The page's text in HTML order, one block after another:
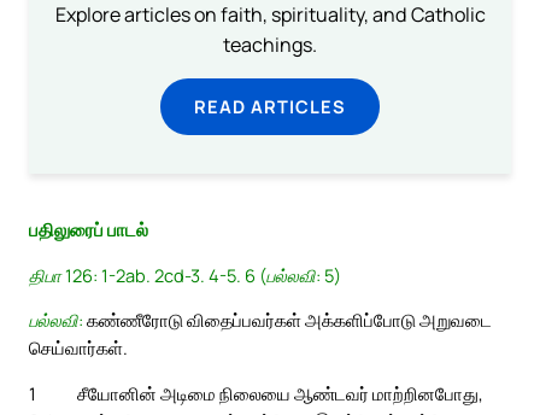
Explore articles on faith, spirituality, and Catholic
teachings.
READ ARTICLES
பதிலுரைப் பாடல்
திபா 126: 1-2ab. 2cd-3. 4-5. 6 (பல்லவி: 5)
பல்லவி: கண்ணீரோடு விதைப்பவர்கள் அக்களிப்போடு அறுவடை
செய்வார்கள்.
1
சீயோனின் அடிமை நிலையை ஆண்டவர் மாற்றினபோது,